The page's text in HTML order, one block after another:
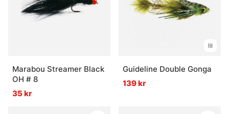
Marabou Streamer Black
OH # 8
35 kr
Guideline Double Gonga
139 kr